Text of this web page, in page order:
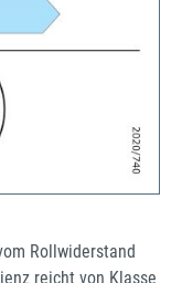
Rollwiderstand
reicht von Klasse